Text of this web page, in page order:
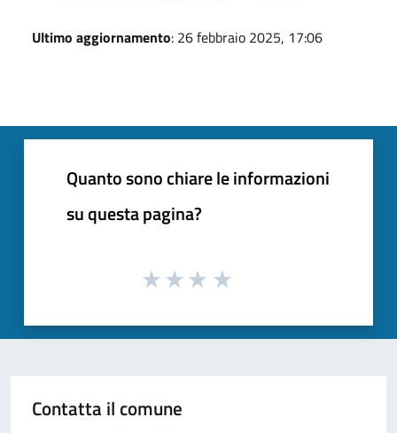
Ultimo aggiornamento: 26 febbraio 2025, 17:06
Quanto sono chiare le informazioni
su questa pagina?
Contatta il comune